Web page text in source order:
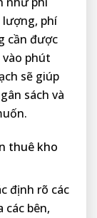
lượng, phí
cần được
phút
sẽ giúp
sách và
thuê kho
định rõ các
các bên,